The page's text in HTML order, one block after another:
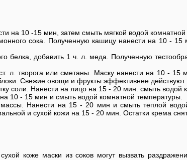
на 10 -15 мин, затем смыть мягкой водой комнатной
сока. Полученную кашицу нанести на 10 -
белка, добавить 1 ч. л. меда. Полученную
л. творога или сметаны. Маску нанести на 10 -
Свежие овощи и фрукты эффективнее
соли. Нанести на лицо на 15 - 20 мин. смыть водой
10 - 15 мин и смыть водой комнатной температуры.
Нанести на 15 - 20 мин и смыть теплой
и сухой кожи на 15 - 20 мин. Остатки крема
коже маски из соков могут вызвать